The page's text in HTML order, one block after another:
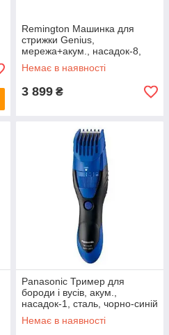
Remington Машинка для
стрижки Genius,
мережа+акум., насадок-8,
кейс,ножиці, гребінець в
компл, керамич.напиленя,
Немає в наявності
3 899 ₴
Panasonic Тример для
бороди і вусів, акум.,
насадок-1, сталь, чорно-синій
Немає в наявності